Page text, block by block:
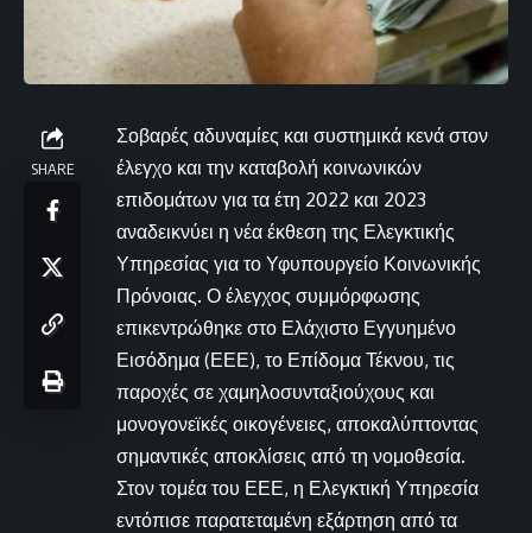
SHARE
Σοβαρές αδυναμίες και συστημικά κενά στον
έλεγχο και την καταβολή κοινωνικών
επιδομάτων για τα έτη 2022 και 2023
αναδεικνύει η νέα έκθεση της Ελεγκτικής
Υπηρεσίας για το Υφυπουργείο Κοινωνικής
Πρόνοιας. Ο έλεγχος συμμόρφωσης
επικεντρώθηκε στο Ελάχιστο Εγγυημένο
Εισόδημα (ΕΕΕ), το Επίδομα Τέκνου, τις
παροχές σε χαμηλοσυνταξιούχους και
μονογονεϊκές οικογένειες, αποκαλύπτοντας
σημαντικές αποκλίσεις από τη νομοθεσία.
Στον τομέα του ΕΕΕ, η Ελεγκτική Υπηρεσία
εντόπισε παρατεταμένη εξάρτηση από τα